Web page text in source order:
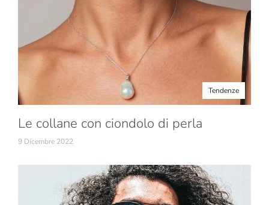
Tendenze
Le collane con ciondolo di perla
9 Dicembre 2022